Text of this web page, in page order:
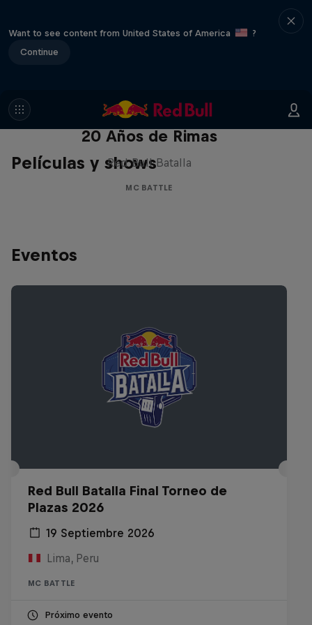
Want to see content from United States of America
?
Continue
Películas y shows
Red Bull Batalla Nueva Historia:
20 Años de Rimas
Red Bull Batalla
MC BATTLE
Eventos
Red Bull Batalla Final Torneo de
Plazas 2026
19 Septiembre 2026
Lima, Peru
MC BATTLE
Próximo evento